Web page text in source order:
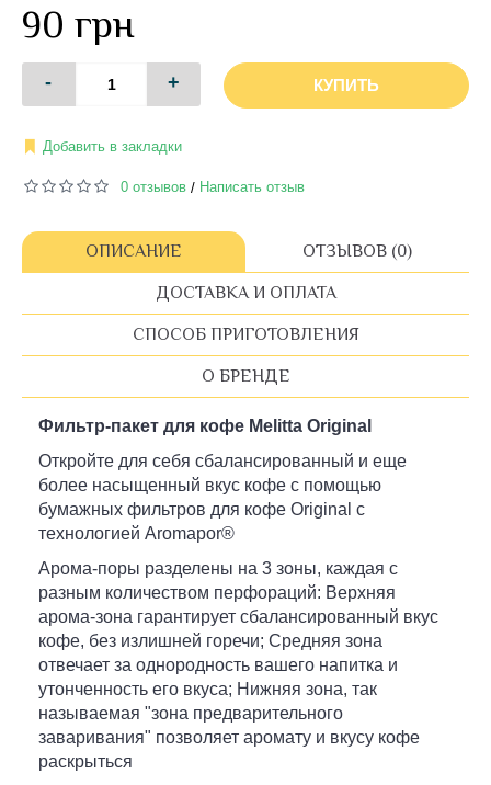
90 грн
- + КУПИТЬ
Добавить в закладки
0 отзывов / Написать отзыв
ОПИСАНИЕ ОТЗЫВОВ (0)
ДОСТАВКА И ОПЛАТА
СПОСОБ ПРИГОТОВЛЕНИЯ
О БРЕНДЕ
Фильтр-пакет для кофе Melitta Original
Откройте для себя сбалансированный и еще
более насыщенный вкус кофе с помощью
бумажных фильтров для кофе Original с
технологией Aromapor®
Арома-поры разделены на 3 зоны, каждая с
разным количеством перфораций: Верхняя
арома-зона гарантирует сбалансированный вкус
кофе, без излишней горечи; Средняя зона
отвечает за однородность вашего напитка и
утонченность его вкуса; Нижняя зона, так
называемая "зона предварительного
заваривания" позволяет аромату и вкусу кофе
раскрыться